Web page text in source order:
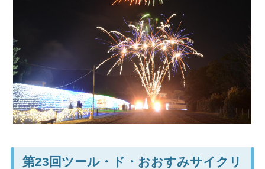
第23回ツール・ド・おおすみサイクリ